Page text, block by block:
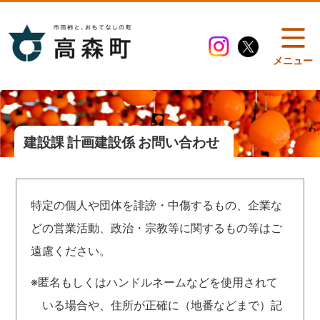
メニュー
建設課 計画建設係 お問い合わせ
特定の個人や団体を誹謗・中傷するもの、企業な
どの営業活動、政治・宗教等に関するもの等はご
遠慮ください。
※匿名もしくはハンドルネームなどを使用されて
いる場合や、住所が正確に（地番などまで）記